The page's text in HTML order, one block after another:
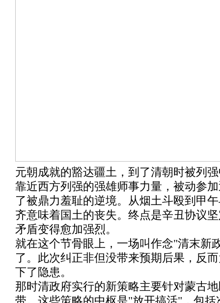
元朝成就的豁达疆土，到了清朝时被列
靠近西方列强的强雄师事力量，被动参
了被鼎力羞耻的逆境。从烟土斗殴到甲
齐意味着国土的丧失。终点是辛丑协议
矛盾变得愈加强烈。
就在这个节骨眼上，一场叫作念"清末新
了。此次纠正非但没带来预期后果，反
下了隐患。
那时清政府实行的新策略主要针对蒙古